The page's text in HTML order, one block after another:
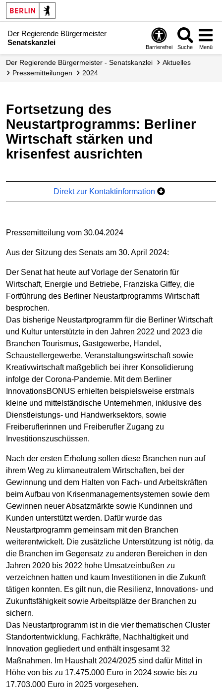
Der Regierende Bürgermeister
Senatskanzlei
Barrierefrei Suche Menü
Der Regierende Bürgermeister - Senatskanzlei
Aktuelles
Presse­mitteilungen
2024
Fortsetzung des
Neustartprogramms: Berliner
Wirtschaft stärken und
krisenfest ausrichten
Direkt zur Kontaktinformation
Pressemitteilung vom 30.04.2024
Aus der Sitzung des Senats am 30. April 2024:
Der Senat hat heute auf Vorlage der Senatorin für
Wirtschaft, Energie und Betriebe, Franziska Giffey, die
Fortführung des Berliner Neustartprogramms Wirtschaft
besprochen.
Das bisherige Neustartprogramm für die Berliner Wirtschaft
und Kultur unterstützte in den Jahren 2022 und 2023 die
Branchen Tourismus, Gastgewerbe, Handel,
Schaustellergewerbe, Veranstaltungswirtschaft sowie
Kreativwirtschaft maßgeblich bei ihrer Konsolidierung
infolge der Corona-Pandemie. Mit dem Berliner
InnovationsBONUS erhielten beispielsweise erstmals
kleine und mittelständische Unternehmen, inklusive des
Dienstleistungs- und Handwerksektors, sowie
Freiberuflerinnen und Freiberufler Zugang zu
Investitionszuschüssen.
Nach der ersten Erholung sollen diese Branchen nun auf
ihrem Weg zu klimaneutralem Wirtschaften, bei der
Gewinnung und dem Halten von Fach- und Arbeitskräften
beim Aufbau von Krisenmanagementsystemen sowie dem
Gewinnen neuer Absatzmärkte sowie Kundinnen und
Kunden unterstützt werden. Dafür wurde das
Neustartprogramm gemeinsam mit den Branchen
weiterentwickelt. Die zusätzliche Unterstützung ist nötig, da
die Branchen im Gegensatz zu anderen Bereichen in den
Jahren 2020 bis 2022 hohe Umsatzeinbußen zu
verzeichnen hatten und kaum Investitionen in die Zukunft
tätigen konnten. Es gilt nun, die Resilienz, Innovations- und
Zukunftsfähigkeit sowie Arbeitsplätze der Branchen zu
sichern.
Das Neustartprogramm ist in die vier thematischen Cluster
Standortentwicklung, Fachkräfte, Nachhaltigkeit und
Innovation gegliedert und enthält insgesamt 32
Maßnahmen. Im Haushalt 2024/2025 sind dafür Mittel in
Höhe von bis zu 17.475.000 Euro in 2024 sowie bis zu
17.703.000 Euro in 2025 vorgesehen.